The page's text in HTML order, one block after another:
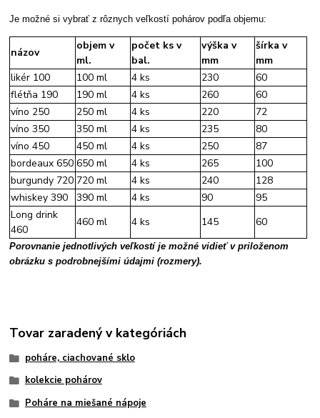
Je možné si vybrať z rôznych veľkostí pohárov podľa objemu:
názov
objem v
ml.
počet ks v
bal.
výška v
mm
šírka v
mm
likér 100
100 ml 4 ks 230
60
flétňa 190
190 ml 4 ks 260
60
víno 250
250 ml 4 ks 220
72
víno 350
350 ml 4 ks 235
80
víno 450
450 ml 4 ks 250
87
bordeaux 650 650 ml 4 ks 265
100
burgundy 720 720 ml 4 ks 240
128
whiskey 390
390 ml 4 ks 90
95
Long drink
460
460 ml 4 ks 145 60
Porovnanie jednotlivých veľkostí je možné vidieť v priloženom
obrázku s podrobnejšími údajmi (rozmery).
Tovar zaradený v kategóriách
poháre, ciachované sklo
kolekcie pohárov
Poháre na miešané nápoje